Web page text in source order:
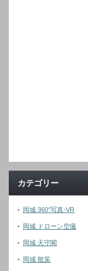
カテゴリー
岡城 360°写真-VR
岡城 ドローン空撮
岡城 天守閣
岡城 散策